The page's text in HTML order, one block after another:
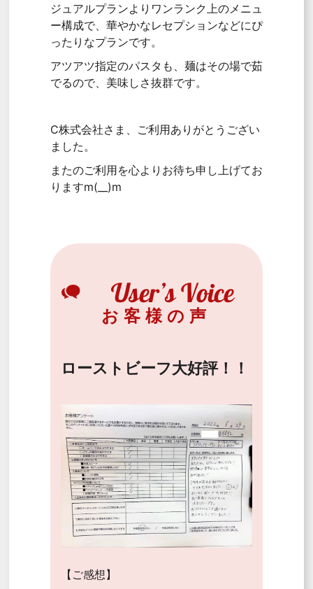
ジュアルプランよりワンランク上のメニュ
ー構成で、華やかなレセプションなどにぴ
ったりなプランです。
アツアツ指定のパスタも、麺はその場で茹
でるので、美味しさ抜群です。
C株式会社さま、ご利用ありがとうござい
ました。
またのご利用を心よりお待ち申し上げてお
りますm(__)m
お客様の声
ローストビーフ大好評！！
【ご感想】